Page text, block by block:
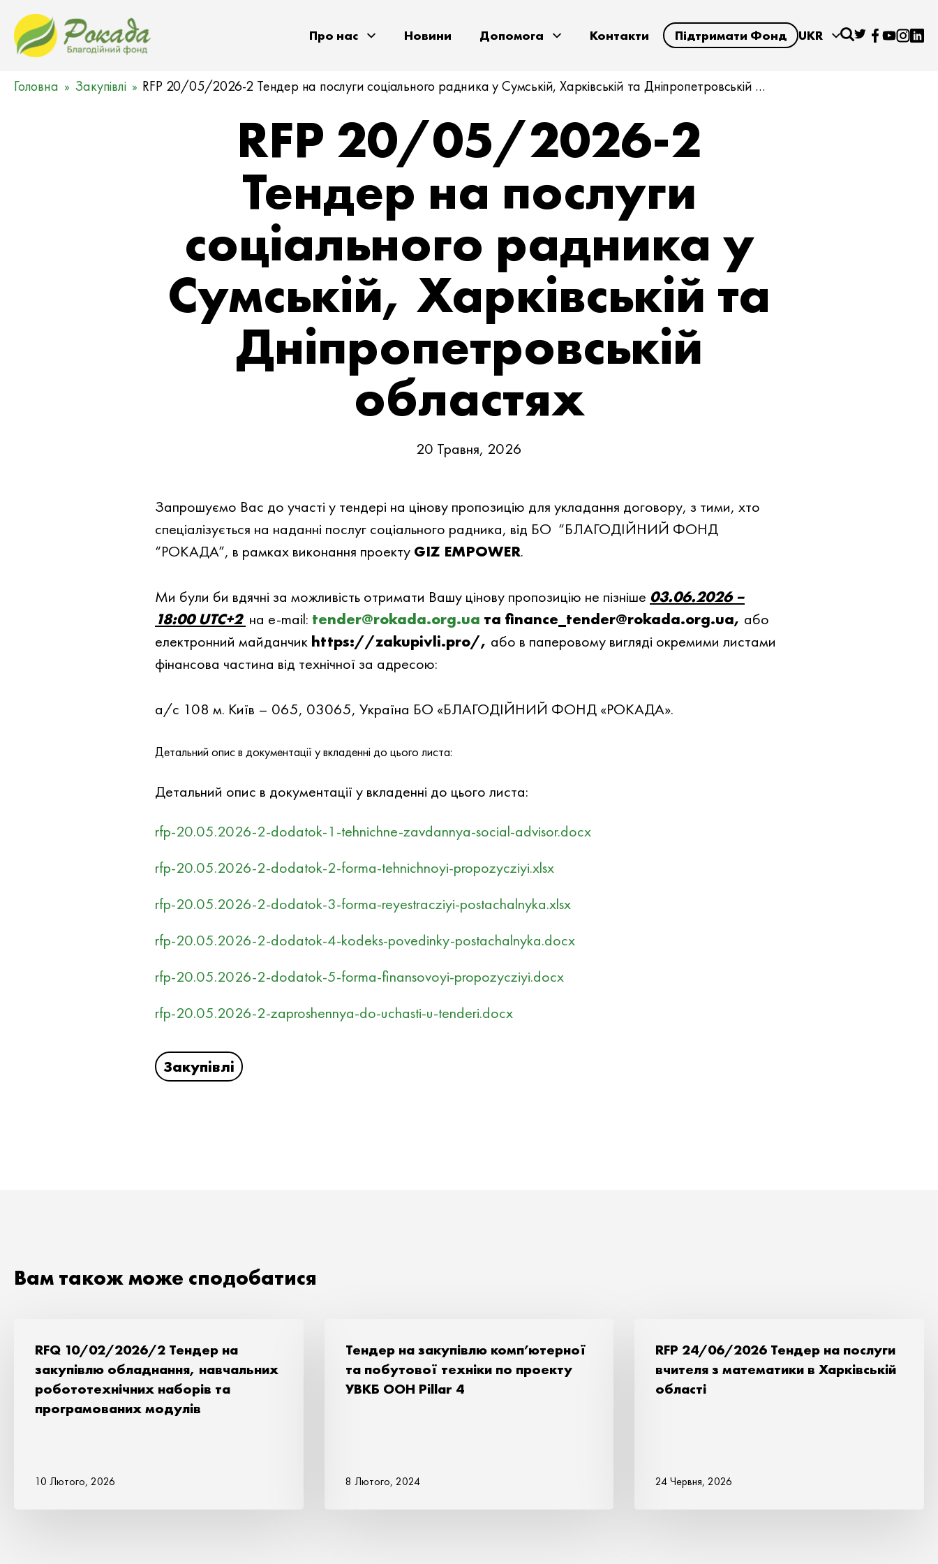
Про нас Новини Допомога Контакти Підтримати Фонд UKR
Головна Закупівлі RFP 20/05/2026-2 Тендер на послуги соціального радника у Сумській, Харківській та Дніпропетровській …
RFP 20/05/2026-2
Тендер на послуги
соціального радника у
Сумській, Харківській та
Дніпропетровській
областях
20 Травня, 2026
Запрошуємо Вас до участi у тендері на цiнову пропозицiю для укладання договору, з тими, хто
спеціалізується на наданні послуг соціального радника, вiд БО “БЛАГОДIЙНИЙ ФОНД
“РОКАДА”, в рамках виконання проекту GIZ EMPOWER.
Ми були би вдячнi за можливiсть отримати Вашу цiнову пропозицiю не пiзнiше 03.06.2026 –
18:00UTC+2 на e-mail: tender@rokada.org.ua та finance_tender@rokada.org.ua, або
електронний майданчик https://zakupivli.pro/, або в паперовому вигляді окремими листами
фінансова частина від технічної за адресою:
а/с 108 м. Київ – 065, 03065, Україна БО «БЛАГОДІЙНИЙ ФОНД «РОКАДА».
Детальний опис в документацiї у вкладеннi до цього листа:
Детальний опис в документацiї у вкладеннi до цього листа:
rfp-20.05.2026-2-dodatok-1-tehnichne-zavdannya-social-advisor.docx
rfp-20.05.2026-2-dodatok-2-forma-tehnichnoyi-propozycziyi.xlsx
rfp-20.05.2026-2-dodatok-3-forma-reyestracziyi-postachalnyka.xlsx
rfp-20.05.2026-2-dodatok-4-kodeks-povedinky-postachalnyka.docx
rfp-20.05.2026-2-dodatok-5-forma-finansovoyi-propozycziyi.docx
rfp-20.05.2026-2-zaproshennya-do-uchasti-u-tenderi.docx
Закупівлі
Вам також може сподобатися
RFQ 10/02/2026/2 Тендер на
закупівлю обладнання, навчальних
робототехнічних наборів та
програмованих модулів
10 Лютого, 2026
Тендер на закупівлю комп’ютерної
та побутової техніки по проекту
УВКБ ООН Pillar 4
8 Лютого, 2024
RFP 24/06/2026 Тендер на послуги
вчителя з математики в Харківській
області
24 Червня, 2026